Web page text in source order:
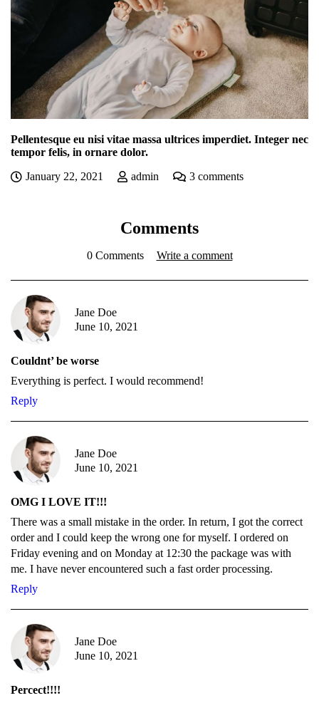
Pellentesque eu nisi vitae massa ultrices imperdiet. Integer nec
tempor felis, in ornare dolor.
January 22, 2021
admin 3 comments
Comments
0 Comments Write a comment
Jane Doe
June 10, 2021
Couldnt’ be worse
Everything is perfect. I would recommend!
Reply
Jane Doe
June 10, 2021
OMG I LOVE IT!!!
There was a small mistake in the order. In return, I got the correct
order and I could keep the wrong one for myself. I ordered on
Friday evening and on Monday at 12:30 the package was with
me. I have never encountered such a fast order processing.
Reply
Jane Doe
June 10, 2021
Percect!!!!